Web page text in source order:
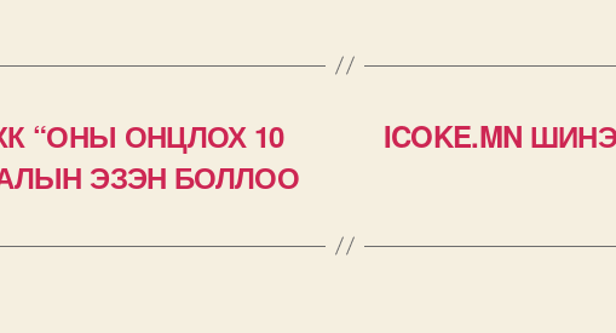
“ОНЫ ОНЦЛОХ 10
ЭЗЭН БОЛЛОО
ICOKE.MN